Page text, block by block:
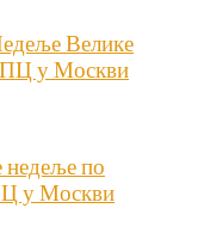
Велике
у Москви
недеље по
у Москви